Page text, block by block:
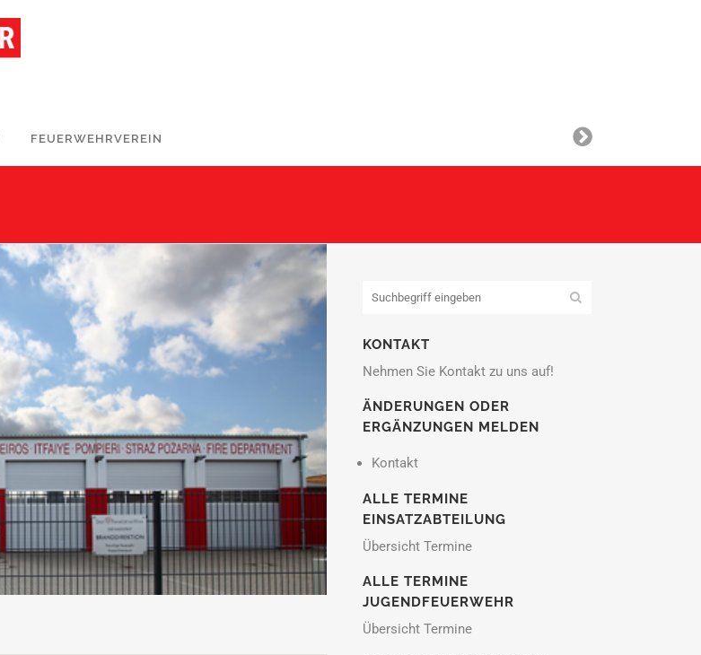
FEUERWEHRVEREIN
KONTAKT
Nehmen Sie Kontakt zu uns auf!
ÄNDERUNGEN ODER
ERGÄNZUNGEN MELDEN
Kontakt
ALLE TERMINE
EINSATZABTEILUNG
Übersicht Termine
ALLE TERMINE
JUGENDFEUERWEHR
Übersicht Termine